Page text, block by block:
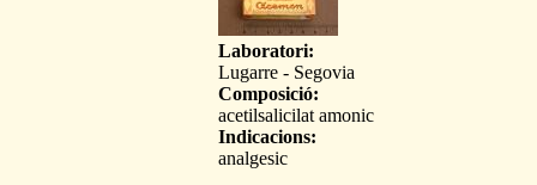
Laboratori:
Lugarre - Segovia
Composició:
acetilsalicilat amonic
Indicacions:
analgesic